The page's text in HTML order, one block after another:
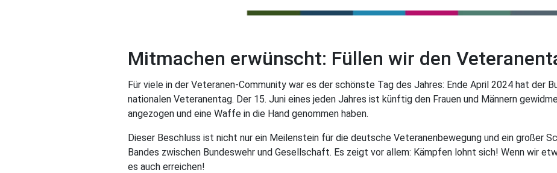
Mitmachen erwünscht: Füllen wir den
Für viele in der Veteranen-Community war es der schönste Tag des Jahres: Ende April 2024 hat der
nationalen Veteranentag. Der 15. Juni eines jeden Jahres ist künftig den Frauen und Männern
angezogen und eine Waffe in die Hand genommen haben.
Dieser Beschluss ist nicht nur ein Meilenstein für die deutsche Veteranenbewegung und ein großer
Bandes zwischen Bundeswehr und Gesellschaft. Es zeigt vor allem: Kämpfen lohnt sich! Wenn wir
es auch erreichen!